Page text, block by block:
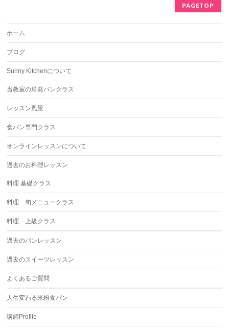
PAGETOP
ホーム
ブログ
Sunny Kitchenについて
当教室の単発パンクラス
レッスン風景
食パン専門クラス
オンラインレッスンについて
過去のお料理レッスン
料理 基礎クラス
料理 旬メニュークラス
料理 上級クラス
過去のパンレッスン
過去のスイーツレッスン
よくあるご質問
人生変わる米粉食パン
講師Profile